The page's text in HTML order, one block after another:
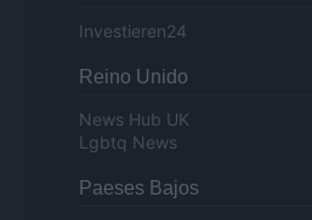
Investieren24
Reino Unido
News Hub UK
Lgbtq News
Paeses Bajos